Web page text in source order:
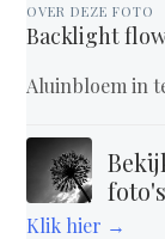
OVER DEZE FOTO
Backlight
Aluinbloem in
foto's
Klik hier →